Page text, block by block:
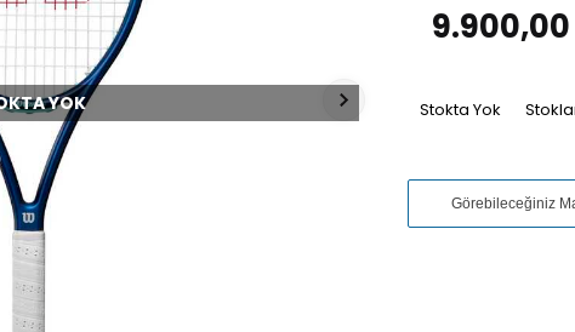
YOK
9.900,00
Stokta Yok
Görebileceğiniz